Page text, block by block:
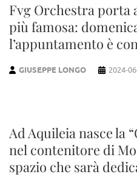
Fvg Orchestra porta
più famosa:
l’appuntamento è
GIUSEPPE LONGO 2024-
Ad Aquileia nasce la
nel contenitore di
spazio che sarà